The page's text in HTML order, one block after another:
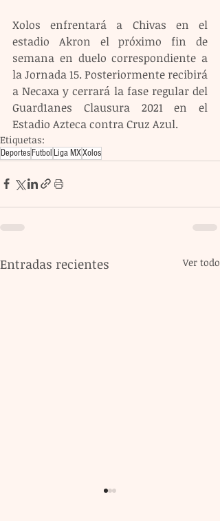
Xolos enfrentará a Chivas en el
estadio Akron el próximo fin de
semana en duelo correspondiente a
la Jornada 15. Posteriormente recibirá
a Necaxa y cerrará la fase regular del
Guard1anes Clausura 2021 en el
Estadio Azteca contra Cruz Azul.
Etiquetas:
DeportesFutbol Liga MXXolos
Entradas recientes Ver todo